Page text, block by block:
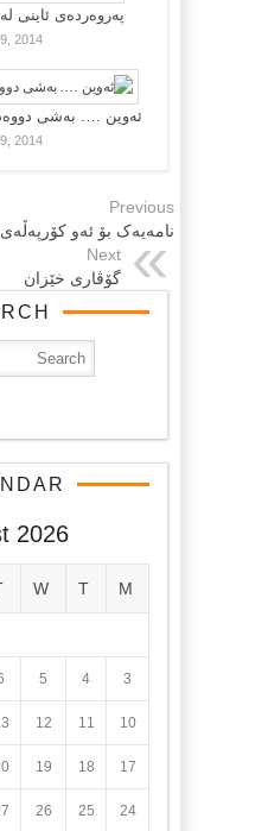
پەروەردەی ئاینی
2014
ئەوین …. بەشی
2014
Previous
نامه‌یه‌ک بۆ ئه‌و
Next
گۆڤاری خێزان
2026
M
T
W
3
4
5
10
11
12
17
18
19
24
25
26